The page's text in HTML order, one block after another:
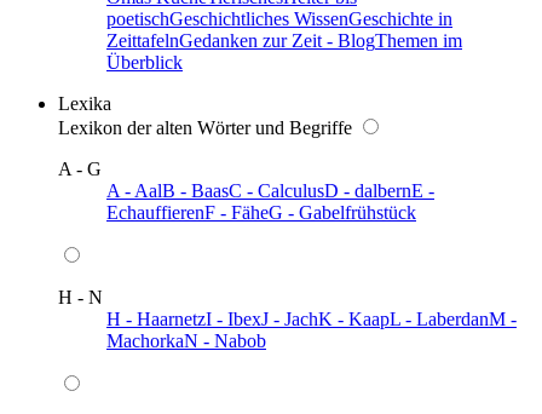
poetischGeschichtliches WissenGeschichte in
ZeittafelnGedanken zur Zeit - BlogThemen im
Überblick
Lexika
Lexikon der alten Wörter und Begriffe
A - G
A - AalB - BaasC - CalculusD - dalbernE -
EchauffierenF - FäheG - Gabelfrühstück
H - N
H - HaarnetzI - IbexJ - JachK - KaapL - LaberdanM -
MachorkaN - Nabob